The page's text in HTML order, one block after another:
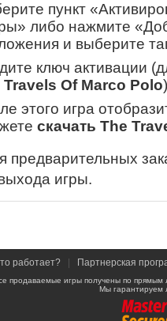
пункт
либо нажмите
и выберите
ключ активации
Travels Of Marco Polo
этого игра
скачать The
предварительных
игры.
работает? Партнерская
продаваемые игры получены по
Мы гарантируем